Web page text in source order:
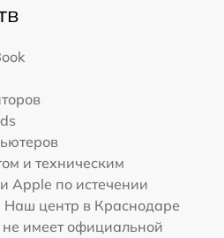
и техническим
Apple по истечении
Наш центр в Краснодаре
не имеет официальной